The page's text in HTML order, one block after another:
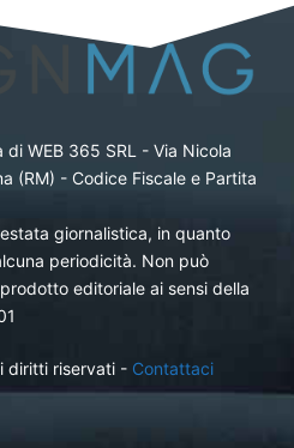
WEB 365 SRL - Via Nicola
(RM) - Codice Fiscale e Partita
giornalistica, in quanto
periodicità. Non può
editoriale ai sensi della
diritti riservati - Contattaci